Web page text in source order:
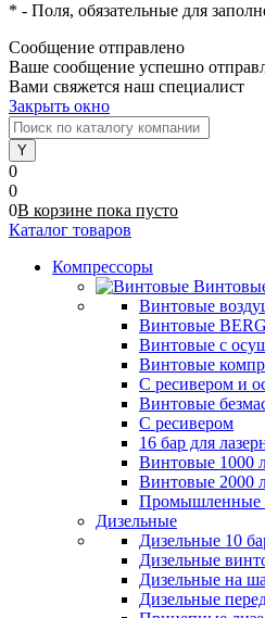
* - Поля, обязательные для
Сообщение отправлено
Ваше сообщение успешно
Вами свяжется наш специалист
Закрыть окно
0
0
0В корзине пока пусто
Каталог товаров
Компрессоры
Винтовые
Винтовые BERG
Винтовые с
Винтовые
C ресивером и
Винтовые
C ресивером
16 бар для
Винтовые 1000
Винтовые 2000
Промышленные
Дизельные
Дизельные 10
Дизельные
Дизельные на
Дизельные